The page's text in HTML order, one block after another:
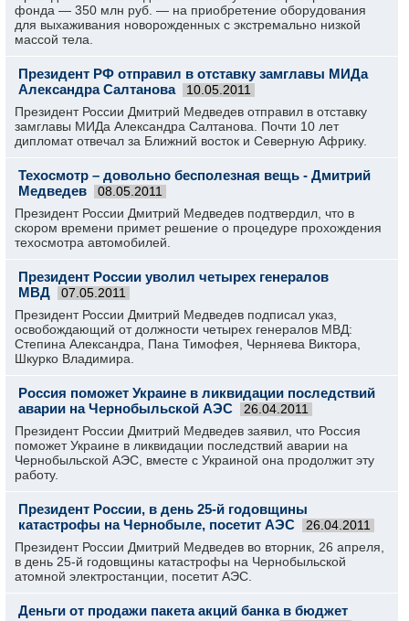
фонда — 350 млн руб. — на приобретение оборудования
для выхаживания новорожденных с экстремально низкой
массой тела.
Президент РФ отправил в отставку замглавы МИДа
Александра Салтанова
10.05.2011
Президент России Дмитрий Медведев отправил в отставку
замглавы МИДа Александра Салтанова. Почти 10 лет
дипломат отвечал за Ближний восток и Северную Африку.
Техосмотр – довольно бесполезная вещь - Дмитрий
Медведев
08.05.2011
Президент России Дмитрий Медведев подтвердил, что в
скором времени примет решение о процедуре прохождения
техосмотра автомобилей.
Президент России уволил четырех генералов
МВД
07.05.2011
Президент России Дмитрий Медведев подписал указ,
освобождающий от должности четырех генералов МВД:
Степина Александра, Пана Тимофея, Черняева Виктора,
Шкурко Владимира.
Россия поможет Украине в ликвидации последствий
аварии на Чернобыльской АЭС
26.04.2011
Президент России Дмитрий Медведев заявил, что Россия
поможет Украине в ликвидации последствий аварии на
Чернобыльской АЭС, вместе с Украиной она продолжит эту
работу.
Президент России, в день 25-й годовщины
катастрофы на Чернобыле, посетит АЭС
26.04.2011
Президент России Дмитрий Медведев во вторник, 26 апреля,
в день 25-й годовщины катастрофы на Чернобыльской
атомной электростанции, посетит АЭС.
Деньги от продажи пакета акций банка в бюджет